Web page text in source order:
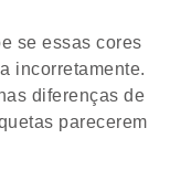
se essas cores
incorretamente.
diferenças de
parecerem